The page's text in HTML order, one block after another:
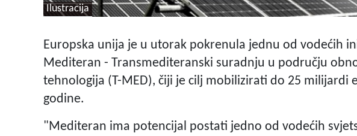
Ilustracija
Europska unija je u utorak pokrenula jednu od vodećih
Mediteran - Transmediteranski suradnju u području
tehnologija (T-MED), čiji je cilj mobilizirati do 25 milijardi
godine.
"Mediteran ima potencijal postati jedno od vodećih